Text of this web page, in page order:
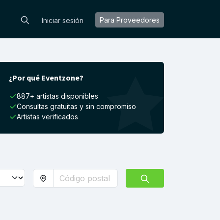
Iniciar sesión Para Proveedores
¿Por qué Eventzone?
887+ artistas disponibles
Consultas gratuitas y sin compromiso
Artistas verificados